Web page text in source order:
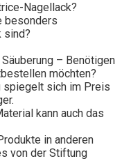
Nagellack?
besonders
sind?
– Benötigen
möchten?
spiegelt sich im Preis
kann auch das
in anderen
von der Stiftung